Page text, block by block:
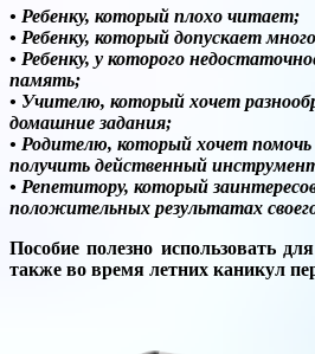
• Ребенку, который плохо читает;
• Ребенку, который допускает
• Ребенку, у которого
память;
• Учителю, который хочет
домашние задания;
• Родителю, который хочет помочь
получить действенный
• Репетитору, который
положительных результатах
Пособие полезно использовать
также во время летних каникул